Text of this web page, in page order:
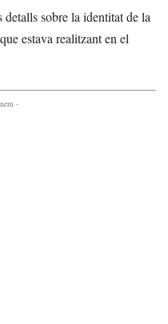
sobre la identitat de la
estava realitzant en el
-